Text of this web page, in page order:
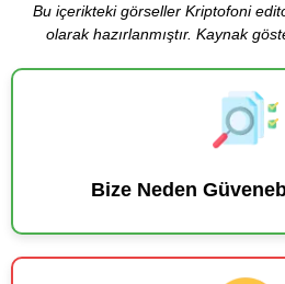
Bu içerikteki görseller Kriptofoni
olarak hazırlanmıştır. Kaynak
Bize Neden